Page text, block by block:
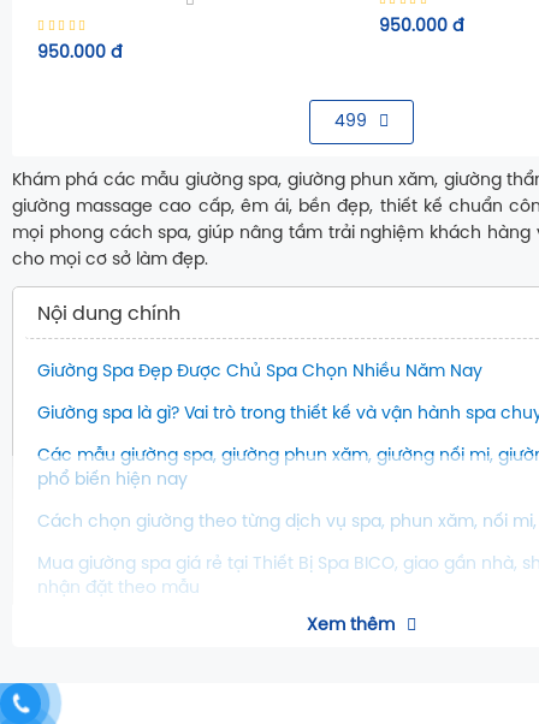
950.000 đ
950.000 đ
499
Khám phá các mẫu giường spa, giường phun xăm, giường
giường massage cao cấp, êm ái, bền đẹp, thiết kế chuẩn
mọi phong cách spa, giúp nâng tầm trải nghiệm khách hàng
cho mọi cơ sở làm đẹp.
Nội dung chính
Giường Spa Đẹp Được Chủ Spa Chọn Nhiều Năm Nay
Giường spa là gì? Vai trò trong thiết kế và vận hành spa
Các mẫu giường spa, giường phun xăm, giường nối mi,
phổ biến hiện nay
Cách chọn giường theo từng dịch vụ spa, phun xăm, nối mi,
Mua giường spa giá rẻ tại Thiết Bị Spa BICO, giao gần nhà,
nhận đặt theo mẫu
Giường Spa Đẹp Được Chủ Spa
Xem thêm